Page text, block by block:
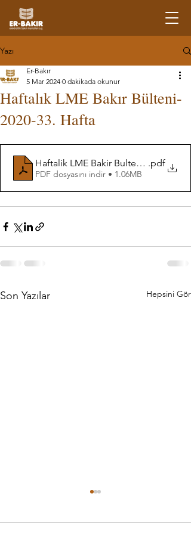
Yazı
Haftalık LME Bakır Bülteni-
2020-33. Hafta
Er-Bakır
5 Mar 2024 0 dakikada okunur
Haftalik LME Bakir Bulteni-33. Hafta
.pdf
PDF dosyasını indir • 1.06MB
Son Yazılar Hepsini Gör